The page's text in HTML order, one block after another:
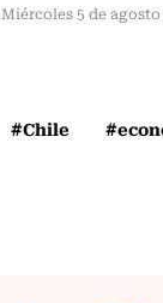
Miércoles 5 de agosto
#Chile